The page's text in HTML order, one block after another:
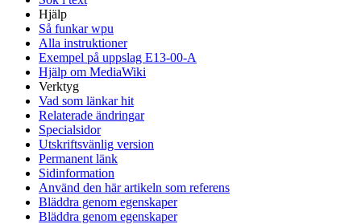
Hjälp
Så funkar wpu
Alla instruktioner
Exempel på uppslag E13-00-A
Hjälp om MediaWiki
Verktyg
Vad som länkar hit
Relaterade ändringar
Specialsidor
Utskriftsvänlig version
Permanent länk
Sidinformation
Använd den här artikeln som referens
Bläddra genom egenskaper
Bläddra genom egenskaper